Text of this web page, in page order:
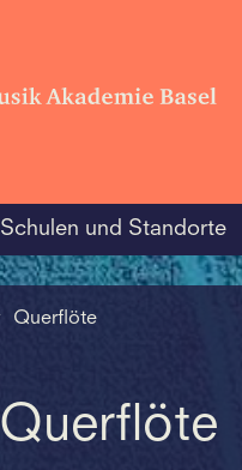
Schulen und Standorte
Querflöte
Querflöte